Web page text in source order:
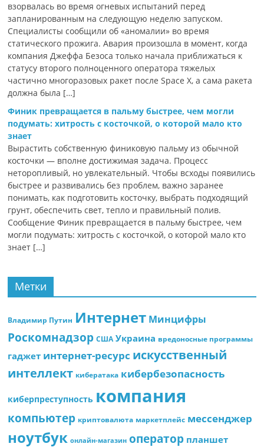
взорвалась во время огневых испытаний перед
запланированным на следующую неделю запуском.
Специалисты сообщили об «аномалии» во время
статического прожига. Авария произошла в момент, когда
компания Джеффа Безоса только начала приближаться к
статусу второго полноценного оператора тяжелых
частично многоразовых ракет после Space X, а сама ракета
должна была […]
Финик превращается в пальму быстрее, чем могли
подумать: хитрость с косточкой, о которой мало кто
знает
Вырастить собственную финиковую пальму из обычной
косточки — вполне достижимая задача. Процесс
неторопливый, но увлекательный. Чтобы всходы появились
быстрее и развивались без проблем, важно заранее
понимать, как подготовить косточку, выбрать подходящий
грунт, обеспечить свет, тепло и правильный полив.
Сообщение Финик превращается в пальму быстрее, чем
могли подумать: хитрость с косточкой, о которой мало кто
знает […]
Метки
Владимир Путин Интернет Минцифры
Роскомнадзор США Украина вредоносные программы
гаджет интернет-ресурс искусственный
интеллект кибератака кибербезопасность
киберпреступность компания
компьютер криптовалюта маркетплейс мессенджер
ноутбук онлайн-магазин оператор планшет